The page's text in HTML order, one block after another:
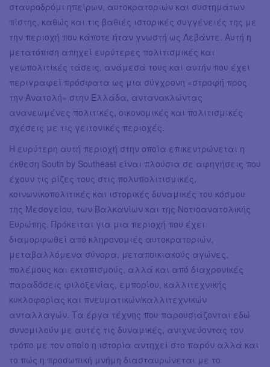
σταυροδρόμι ηπείρων, αυτοκρατοριών και συστημάτων
πίστης, καθώς και τις βαθιές ιστορικές συγγένειές της με
την περιοχή που κάποτε ήταν γνωστή ως Λεβάντε. Αυτή η
μετατόπιση απηχεί ευρύτερες πολιτισμικές και
γεωπολιτικές τάσεις, ανάμεσά τους και αυτήν που έχει
περιγραφεί πρόσφατα ως μια σύγχρονη «στροφή προς
την Ανατολή» στην Ελλάδα, αντανακλώντας
ανανεωμένες πολιτικές, οικονομικές και πολιτισμικές
σχέσεις με τις γειτονικές περιοχές.
Η ευρύτερη αυτή περιοχή στην οποία επικεντρώνεται η
έκθεση South by Southeast είναι πλούσια σε αφηγήσεις που
έχουν τις ρίζες τους στις πολυπολιτισμικές,
κοινωνικοπολιτικές και ιστορικές δυναμικές του κόσμου
της Μεσογείου, των Βαλκανίων και της Νοτιοανατολικής
Ευρώπης. Πρόκειται για μια περιοχή που έχει
διαμορφωθεί από κληρονομιές αυτοκρατοριών,
μεταβαλλόμενα σύνορα, μεταποικιακούς αγώνες,
πολέμους και εκτοπισμούς, αλλά και από διαχρονικές
παραδόσεις φιλοξενίας, εμπορίου, καλλιτεχνικής
κυκλοφορίας και πνευματικών/καλλιτεχνικών
ανταλλαγών. Τα έργα τέχνης που παρουσιάζονται εδώ
συνομιλούν με αυτές τις δυναμικές, ανιχνεύοντας τον
τρόπο με τον οποίο η ιστορία αντηχεί στο παρόν αλλά και
το πώς η προσωπική μνήμη διασταυρώνεται με το